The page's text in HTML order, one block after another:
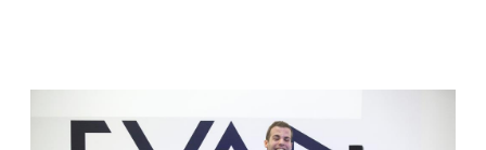
temática más dispersa que otros años. Sin